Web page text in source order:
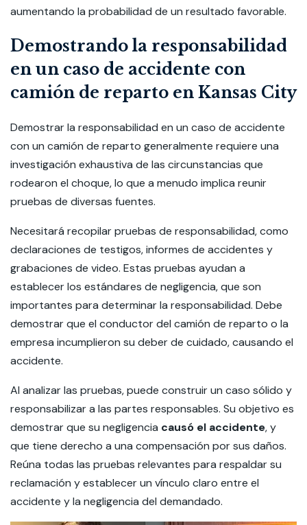
aumentando la probabilidad de un resultado favorable.
Demostrando la responsabilidad
en un caso de accidente con
camión de reparto en Kansas City
Demostrar la responsabilidad en un caso de accidente
con un camión de reparto generalmente requiere una
investigación exhaustiva de las circunstancias que
rodearon el choque, lo que a menudo implica reunir
pruebas de diversas fuentes.
Necesitará recopilar pruebas de responsabilidad, como
declaraciones de testigos, informes de accidentes y
grabaciones de video. Estas pruebas ayudan a
establecer los estándares de negligencia, que son
importantes para determinar la responsabilidad. Debe
demostrar que el conductor del camión de reparto o la
empresa incumplieron su deber de cuidado, causando el
accidente.
Al analizar las pruebas, puede construir un caso sólido y
responsabilizar a las partes responsables. Su objetivo es
demostrar que su negligencia causó el accidente, y
que tiene derecho a una compensación por sus daños.
Reúna todas las pruebas relevantes para respaldar su
reclamación y establecer un vínculo claro entre el
accidente y la negligencia del demandado.